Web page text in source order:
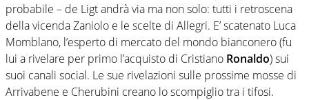
probabile – de Ligt andrà via ma non solo: tutti i retroscena
della vicenda Zaniolo e le scelte di Allegri. E’ scatenato Luca
Momblano, l’esperto di mercato del mondo bianconero (fu
lui a rivelare per primo l’acquisto di Cristiano Ronaldo) sui
suoi canali social. Le sue rivelazioni sulle prossime mosse di
Arrivabene e Cherubini creano lo scompiglio tra i tifosi.